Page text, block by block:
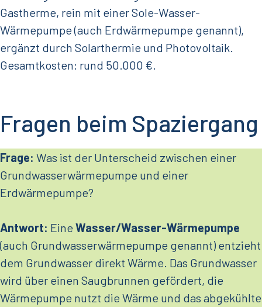
Gastherme, rein mit einer Sole-Wasser-
Wärmepumpe (auch Erdwärmepumpe genannt),
ergänzt durch Solarthermie und Photovoltaik.
Gesamtkosten: rund 50.000 €.
Fragen beim Spaziergang
Frage: Was ist der Unterscheid zwischen einer
Grundwasserwärmepumpe und einer
Erdwärmepumpe?
Antwort: Eine Wasser/Wasser-Wärmepumpe
(auch Grundwasserwärmepumpe genannt) entzieht
dem Grundwasser direkt Wärme. Das Grundwasser
wird über einen Saugbrunnen gefördert, die
Wärmepumpe nutzt die Wärme und das abgekühlte